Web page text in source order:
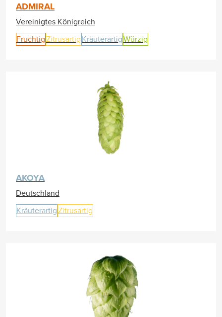
ADMIRAL
Vereinigtes Königreich
FruchtigZitrusartig KräuterartigWürzig
AKOYA
Deutschland
KräuterartigZitrusartig